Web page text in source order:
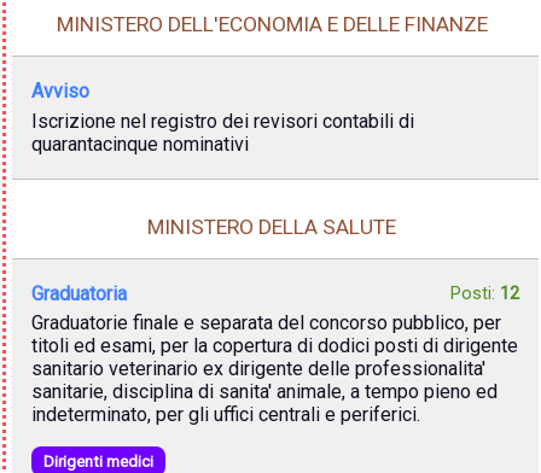
MINISTERO DELL'ECONOMIA E DELLE FINANZE
Avviso
Iscrizione nel registro dei revisori contabili di
quarantacinque nominativi
MINISTERO DELLA SALUTE
Graduatoria Posti: 12
Graduatorie finale e separata del concorso pubblico, per
titoli ed esami, per la copertura di dodici posti di dirigente
sanitario veterinario ex dirigente delle professionalita'
sanitarie, disciplina di sanita' animale, a tempo pieno ed
indeterminato, per gli uffici centrali e periferici.
Dirigenti medici